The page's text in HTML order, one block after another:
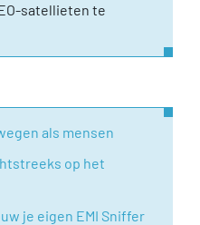
satellieten te
als mensen
op het
je eigen EMI Sniffer